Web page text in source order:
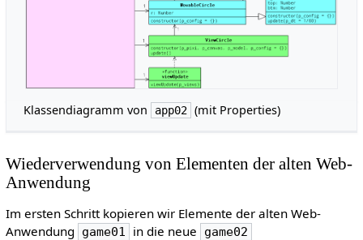
Klassendiagramm von app02 (mit Properties)
Wiederverwendung von Elementen der alten Web-
Anwendung
Im ersten Schritt kopieren wir Elemente der alten Web-
Anwendung
game01 in die neue game02